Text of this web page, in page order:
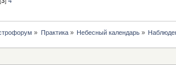
» Практика» Небесный календарь»